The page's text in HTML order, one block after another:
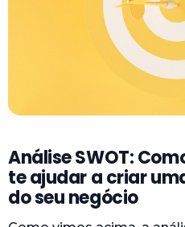
Análise SWOT:
te ajudar a criar
do seu negócio